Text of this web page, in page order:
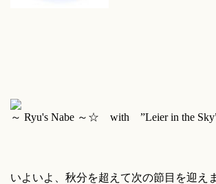
～ Ryu's Nabe ～☆ with ”Leier in the
いよいよ、秋分を超えて次の節目を迎え